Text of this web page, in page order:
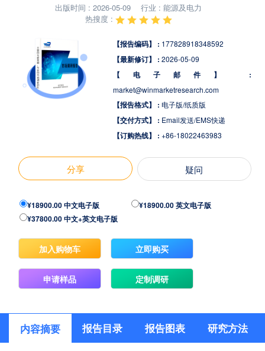
出版时间 : 2026-05-09
行业 : 能源及电力
热搜度 :
【报告编码】 : 177828918348592
【最新修订】 : 2026-05-09
【电子邮件】 :
market@winmarketresearch.com
【报告格式】 : 电子版/纸质版
【交付方式】 : Email发送/EMS快递
【订购热线】 : +86-18022463983
分享 疑问
¥18900.00 中文电子版
¥18900.00 英文电子版
¥37800.00 中文+英文电子版
加入购物车 立即购买
申请样品 定制调研
内容摘要 报告目录 报告图表 研究方法